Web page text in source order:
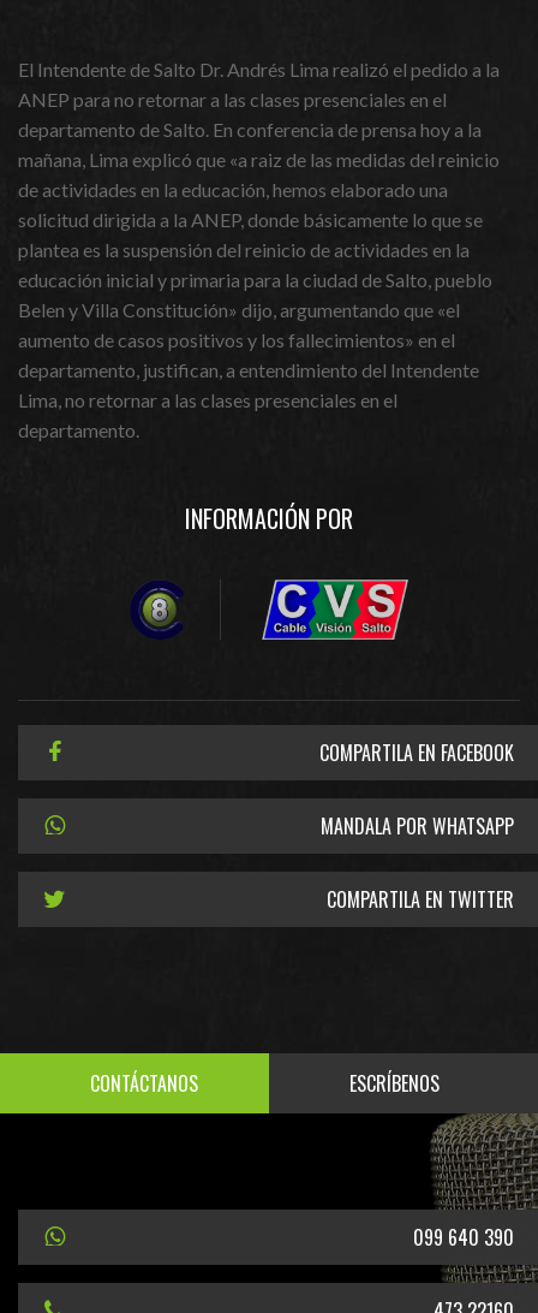
El Intendente de Salto Dr. Andrés Lima realizó el pedido a la
ANEP para no retornar a las clases presenciales en el
departamento de Salto. En conferencia de prensa hoy a la
mañana, Lima explicó que «a raiz de las medidas del reinicio
de actividades en la educación, hemos elaborado una
solicitud dirigida a la ANEP, donde básicamente lo que se
plantea es la suspensión del reinicio de actividades en la
educación inicial y primaria para la ciudad de Salto, pueblo
Belen y Villa Constitución» dijo, argumentando que «el
aumento de casos positivos y los fallecimientos» en el
departamento, justifican, a entendimiento del Intendente
Lima, no retornar a las clases presenciales en el
departamento.
INFORMACIÓN POR
COMPARTILA EN FACEBOOK
MANDALA POR WHATSAPP
COMPARTILA EN TWITTER
CONTÁCTANOS ESCRÍBENOS
099 640 390